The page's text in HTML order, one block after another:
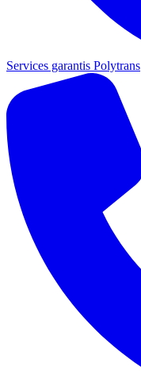
Services garantis Polytrans